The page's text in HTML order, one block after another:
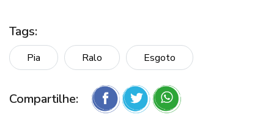
Tags:
Pia Ralo Esgoto
Compartilhe: